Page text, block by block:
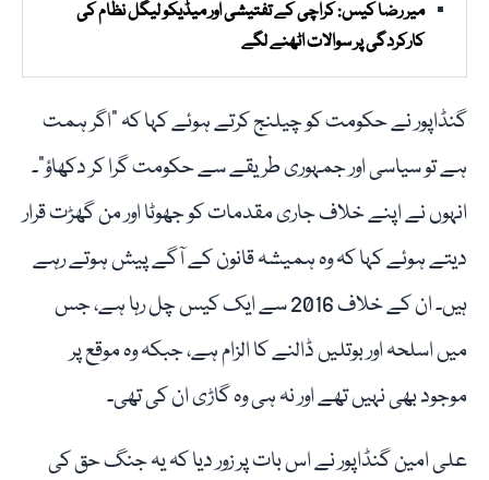
میر رضا کیس: کراچی کے تفتیشی اور میڈیکو لیگل نظام کی
کارکردگی پر سوالات اٹھنے لگے
گنڈاپور نے حکومت کو چیلنج کرتے ہوئے کہا کہ "اگر ہمت
ہے تو سیاسی اور جمہوری طریقے سے حکومت گرا کر دکھاؤ”۔
انہوں نے اپنے خلاف جاری مقدمات کو جھوٹا اور من گھڑت قرار
دیتے ہوئے کہا کہ وہ ہمیشہ قانون کے آگے پیش ہوتے رہے
ہیں۔ ان کے خلاف 2016 سے ایک کیس چل رہا ہے، جس
میں اسلحہ اور بوتلیں ڈالنے کا الزام ہے، جبکہ وہ موقع پر
موجود بھی نہیں تھے اور نہ ہی وہ گاڑی ان کی تھی۔
علی امین گنڈاپور نے اس بات پر زور دیا کہ یہ جنگ حق کی